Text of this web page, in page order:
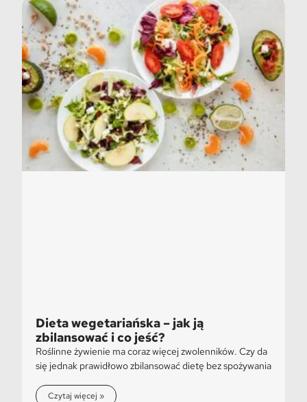
Dieta wegetariańska – jak ją
zbilansować i co jeść?
Roślinne żywienie ma coraz więcej zwolenników. Czy da
się jednak prawidłowo zbilansować dietę bez spożywania
Czytaj więcej »